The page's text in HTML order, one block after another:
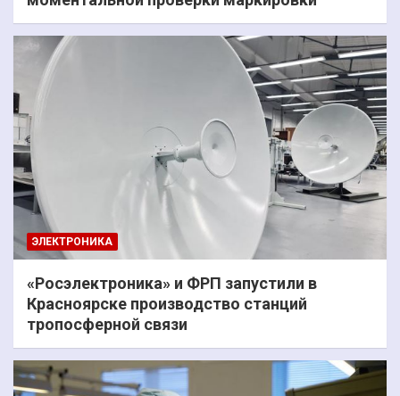
ЭЛЕКТРОНИКА
«Росэлектроника» и ФРП запустили в
Красноярске производство станций
тропосферной связи